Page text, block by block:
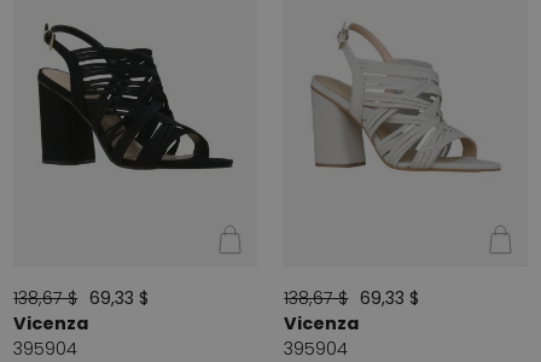
138,67 $ 69,33 $
Vicenza
395904
138,67 $ 69,33 $
Vicenza
395904